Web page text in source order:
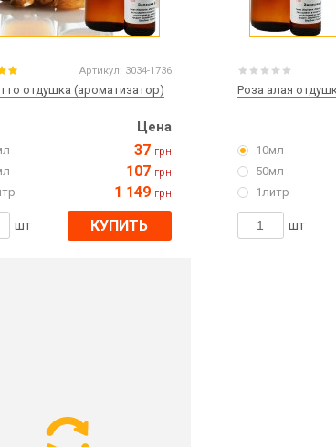
Артикул: 3034-1736
отдушка (ароматизатор)
Цена
37 грн
107 грн
1 149 грн
шт КУПИТЬ
Роза алая
10мл
50мл
1литр
шт